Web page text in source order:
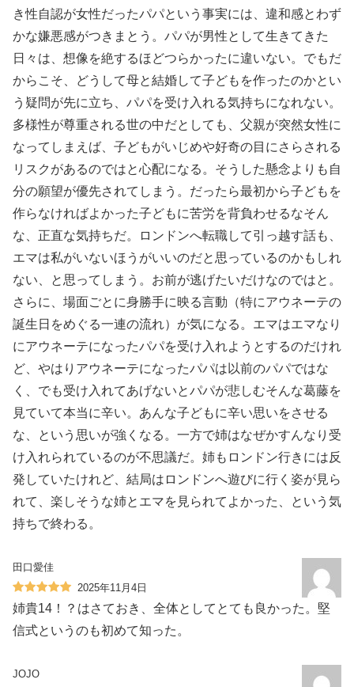
き性自認が女性だったパパという事実には、違和感とわず
かな嫌悪感がつきまとう。パパが男性として生きてきた
日々は、想像を絶するほどつらかったに違いない。でもだ
からこそ、どうして母と結婚して子どもを作ったのかとい
う疑問が先に立ち、パパを受け入れる気持ちになれない。
多様性が尊重される世の中だとしても、父親が突然女性に
なってしまえば、子どもがいじめや好奇の目にさらされる
リスクがあるのではと心配になる。そうした懸念よりも自
分の願望が優先されてしまう。だったら最初から子どもを
作らなければよかった子どもに苦労を背負わせるなそん
な、正直な気持ちだ。ロンドンへ転職して引っ越す話も、
エマは私がいないほうがいいのだと思っているのかもしれ
ない、と思ってしまう。お前が逃げたいだけなのではと。
さらに、場面ごとに身勝手に映る言動（特にアウネーテの
誕生日をめぐる一連の流れ）が気になる。エマはエマなり
にアウネーテになったパパを受け入れようとするのだけれ
ど、やはりアウネーテになったパパは以前のパパではな
く、でも受け入れてあげないとパパが悲しむそんな葛藤を
見ていて本当に辛い。あんな子どもに辛い思いをさせる
な、という思いが強くなる。一方で姉はなぜかすんなり受
け入れられているのが不思議だ。姉もロンドン行きには反
発していたけれど、結局はロンドンへ遊びに行く姿が見ら
れて、楽しそうな姉とエマを見られてよかった、という気
持ちで終わる。
田口愛佳
2025年11月4日
姉貴14！？はさておき、全体としてとても良かった。堅
信式というのも初めて知った。
JOJO